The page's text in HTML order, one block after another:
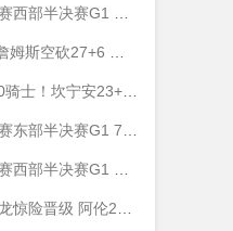
G1 湖人 - 雷霆 全场录像
夫斯16中3 SGA18+6 切特24+12
23+7 哈登22分7失误 米切尔23分
G1 76人 - 尼克斯 全场录像
森林狼 - 马刺 全场录像
22+19 哈登18+6 巴恩斯24+9+6